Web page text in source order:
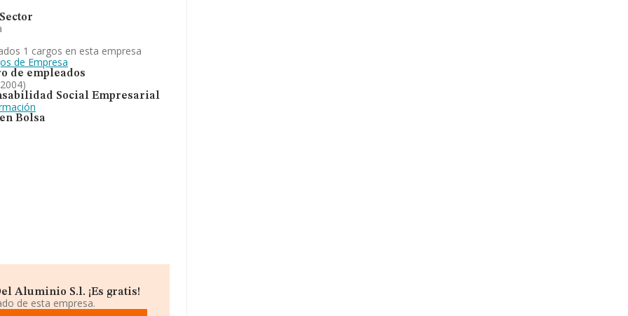
1 cargos en esta empresa
de Empresa
de empleados
Social Empresarial
Bolsa
Aluminio S.l. ¡Es gratis!
de esta empresa.